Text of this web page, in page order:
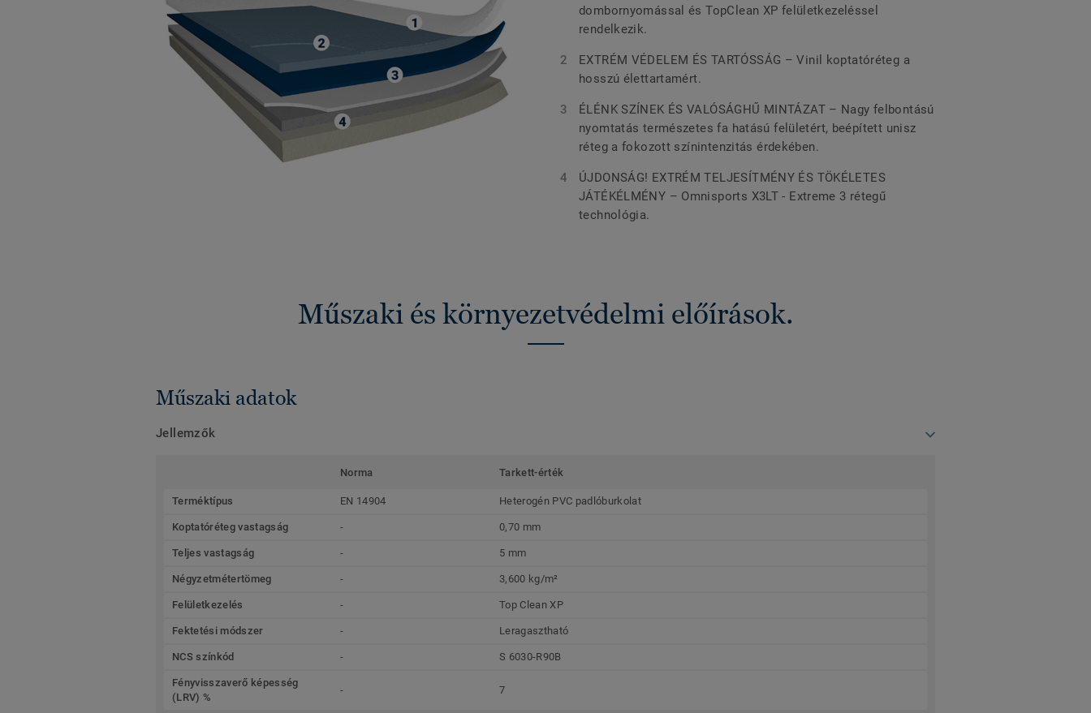
dombornyomással és TopClean XP felületkezeléssel
rendelkezik.
EXTRÉM VÉDELEM ÉS TARTÓSSÁG – Vinil koptatóréteg a
hosszú élettartamért.
ÉLÉNK SZÍNEK ÉS VALÓSÁGHŰ MINTÁZAT – Nagy felbontású
nyomtatás természetes fa hatású felületért, beépített unisz
réteg a fokozott színintenzitás érdekében.
ÚJDONSÁG! EXTRÉM TELJESÍTMÉNY ÉS TÖKÉLETES
JÁTÉKÉLMÉNY – Omnisports X3LT - Extreme 3 rétegű
technológia.
Műszaki és környezetvédelmi előírások.
Műszaki adatok
Jellemzők
Norma Tarkett-érték
Terméktípus EN 14904 Heterogén PVC padlóburkolat
Koptatóréteg vastagság - 0,70 mm
Teljes vastagság - 5 mm
Négyzetmétertömeg - 3,600 kg/m²
Felületkezelés - Top Clean XP
Fektetési módszer - Leragasztható
NCS színkód - S 6030-R90B
Fényvisszaverő képesség
(LRV) %
- 7